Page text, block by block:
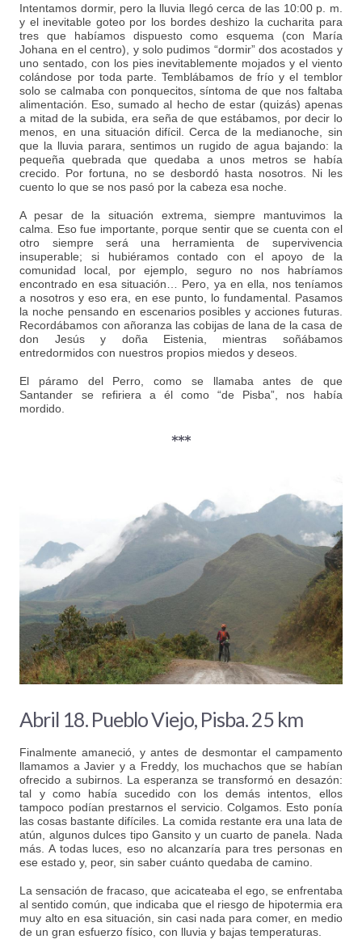
Intentamos dormir, pero la lluvia llegó cerca de las 10:00 p. m.
y el inevitable goteo por los bordes deshizo la cucharita para
tres que habíamos dispuesto como esquema (con María
Johana en el centro), y solo pudimos “dormir” dos acostados y
uno sentado, con los pies inevitablemente mojados y el viento
colándose por toda parte. Temblábamos de frío y el temblor
solo se calmaba con ponquecitos, síntoma de que nos faltaba
alimentación. Eso, sumado al hecho de estar (quizás) apenas
a mitad de la subida, era seña de que estábamos, por decir lo
menos, en una situación difícil. Cerca de la medianoche, sin
que la lluvia parara, sentimos un rugido de agua bajando: la
pequeña quebrada que quedaba a unos metros se había
crecido. Por fortuna, no se desbordó hasta nosotros. Ni les
cuento lo que se nos pasó por la cabeza esa noche.
A pesar de la situación extrema, siempre mantuvimos la
calma. Eso fue importante, porque sentir que se cuenta con el
otro siempre será una herramienta de supervivencia
insuperable; si hubiéramos contado con el apoyo de la
comunidad local, por ejemplo, seguro no nos habríamos
encontrado en esa situación… Pero, ya en ella, nos teníamos
a nosotros y eso era, en ese punto, lo fundamental. Pasamos
la noche pensando en escenarios posibles y acciones futuras.
Recordábamos con añoranza las cobijas de lana de la casa de
don Jesús y doña Eistenia, mientras soñábamos
entredormidos con nuestros propios miedos y deseos.
El páramo del Perro, como se llamaba antes de que
Santander se refiriera a él como “de Pisba”, nos había
mordido.
***
Abril 18. Pueblo Viejo, Pisba. 25 km
Finalmente amaneció, y antes de desmontar el campamento
llamamos a Javier y a Freddy, los muchachos que se habían
ofrecido a subirnos. La esperanza se transformó en desazón:
tal y como había sucedido con los demás intentos, ellos
tampoco podían prestarnos el servicio. Colgamos. Esto ponía
las cosas bastante difíciles. La comida restante era una lata de
atún, algunos dulces tipo Gansito y un cuarto de panela. Nada
más. A todas luces, eso no alcanzaría para tres personas en
ese estado y, peor, sin saber cuánto quedaba de camino.
La sensación de fracaso, que acicateaba el ego, se enfrentaba
al sentido común, que indicaba que el riesgo de hipotermia era
muy alto en esa situación, sin casi nada para comer, en medio
de un gran esfuerzo físico, con lluvia y bajas temperaturas.